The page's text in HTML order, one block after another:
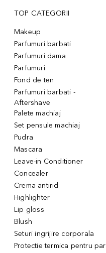
TOP CATEGORII
Makeup
Parfumuri barbati
Parfumuri dama
Parfumuri
Fond de ten
Parfumuri barbati -
Aftershave
Palete machiaj
Set pensule machiaj
Pudra
Mascara
Leave-in Conditioner
Concealer
Crema antirid
Highlighter
Lip gloss
Blush
Seturi ingrijire corporala
Protectie termica pentru par